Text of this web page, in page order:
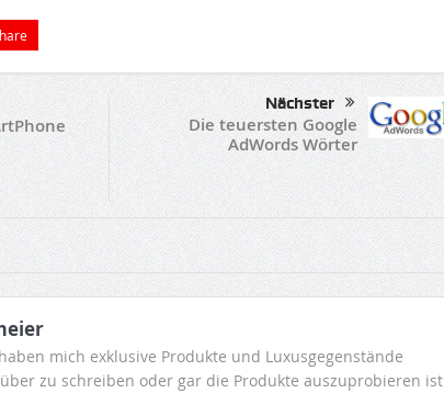
Nächster
Die teuersten Google
AdWords Wörter
mich exklusive Produkte und Luxusgegenstände
zu schreiben oder gar die Produkte auszuprobieren ist